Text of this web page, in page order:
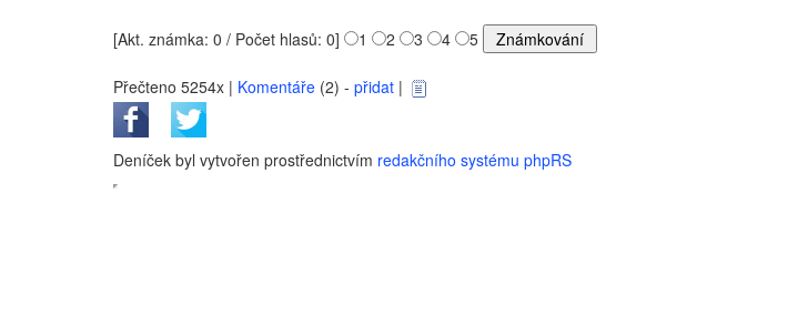
[Akt. známka: 0 / Počet hlasů: 0] 1 2 3 4 5
Přečteno 5254x | Komentáře (2) - přidat |
Deníček byl vytvořen prostřednictvím redakčního systému phpRS